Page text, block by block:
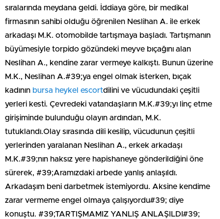
sıralarında meydana geldi. İddiaya göre, bir medikal
firmasının sahibi olduğu öğrenilen Neslihan A. ile erkek
arkadaşı M.K. otomobilde tartışmaya başladı. Tartışmanın
büyümesiyle torpido gözündeki meyve bıçağını alan
Neslihan A., kendine zarar vermeye kalkıştı. Bunun üzerine
M.K., Neslihan A.#39;ya engel olmak isterken, bıçak
kadının bursa heykel escortdilini ve vücudundaki çeşitli
yerleri kesti. Çevredeki vatandaşların M.K.#39;yı linç etme
girişiminde bulunduğu olayın ardından, M.K.
tutuklandı.Olay sırasında dili kesilip, vücudunun çeşitli
yerlerinden yaralanan Neslihan A., erkek arkadaşı
M.K.#39;nın haksız yere hapishaneye gönderildiğini öne
sürerek, #39;Aramızdaki arbede yanlış anlaşıldı.
Arkadaşım beni darbetmek istemiyordu. Aksine kendime
zarar vermeme engel olmaya çalışıyordu#39; diye
konuştu. #39;TARTIŞMAMIZ YANLIŞ ANLAŞILDI#39;